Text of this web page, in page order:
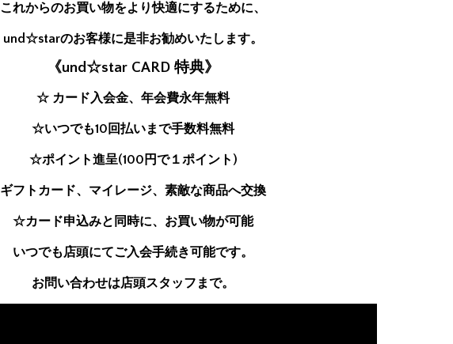
これからのお買い物をより快適にするために、
und☆starのお客様に是非お勧めいたします。
《und☆star CARD 特典》
☆ カード入会金、年会費永年無料
☆いつでも10回払いまで手数料無料
☆ポイント進呈(100円で１ポイント)
ギフトカード、マイレージ、素敵な商品へ交換
☆カード申込みと同時に、お買い物が可能
いつでも店頭にてご入会手続き可能です。
お問い合わせは店頭スタッフまで。